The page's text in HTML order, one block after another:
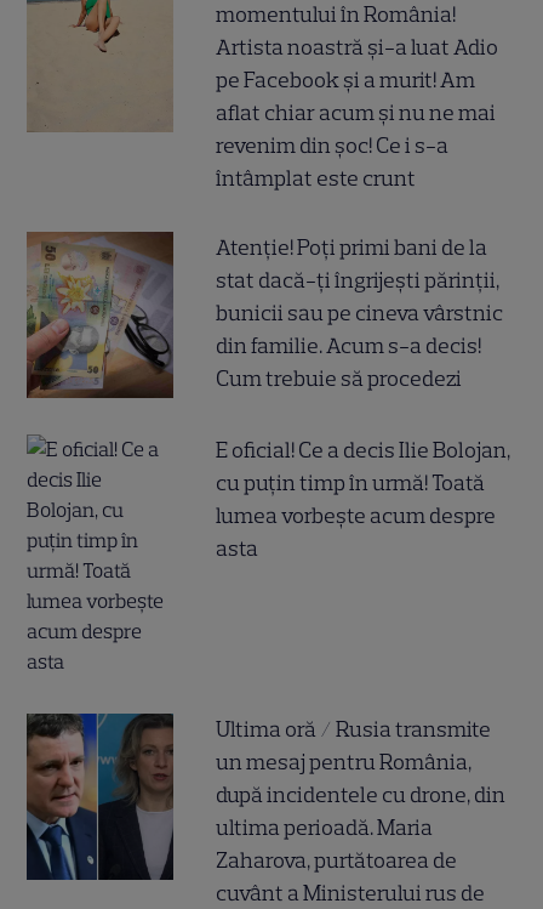
momentului în România!
Artista noastră și-a luat Adio
pe Facebook și a murit! Am
aflat chiar acum și nu ne mai
revenim din șoc! Ce i s-a
întâmplat este crunt
Atenție! Poți primi bani de la
stat dacă-ți îngrijești părinții,
bunicii sau pe cineva vârstnic
din familie. Acum s-a decis!
Cum trebuie să procedezi
E oficial! Ce a decis Ilie Bolojan,
cu puțin timp în urmă! Toată
lumea vorbește acum despre
asta
Ultima oră / Rusia transmite
un mesaj pentru România,
după incidentele cu drone, din
ultima perioadă. Maria
Zaharova, purtătoarea de
cuvânt a Ministerului rus de